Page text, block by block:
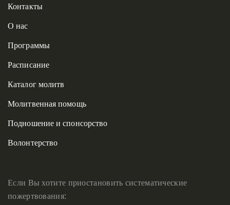
Контакты
О нас
Программы
Расписание
Каталог молитв
Молитвенная помощь
Подношение и спонсорство
Волонтерство
Если Вы хотите приостановить систематические
пожертвования: